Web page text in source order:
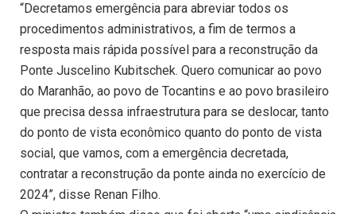
“Decretamos emergência para abreviar todos os
procedimentos administrativos, a fim de termos a
resposta mais rápida possível para a reconstrução da
Ponte Juscelino Kubitschek. Quero comunicar ao povo
do Maranhão, ao povo de Tocantins e ao povo brasileiro
que precisa dessa infraestrutura para se deslocar, tanto
do ponto de vista econômico quanto do ponto de vista
social, que vamos, com a emergência decretada,
contratar a reconstrução da ponte ainda no exercício de
2024”, disse Renan Filho.